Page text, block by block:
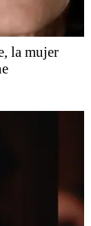
la mujer